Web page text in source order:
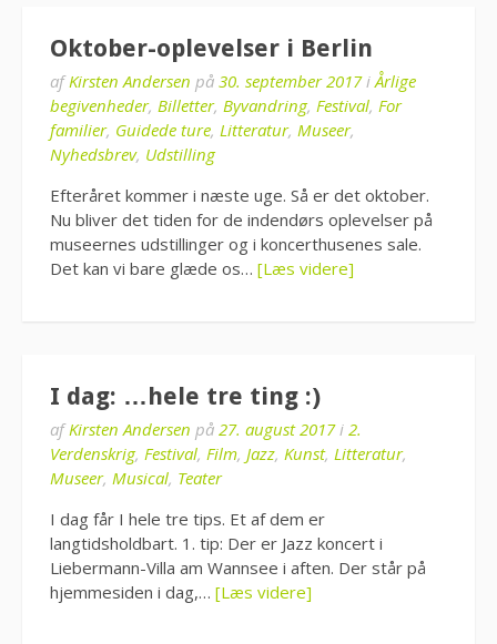
Oktober-oplevelser i Berlin
afKirsten Andersen på 30. september 2017i Årlige
begivenheder, Billetter, Byvandring, Festival, For
familier, Guidede ture, Litteratur, Museer,
Nyhedsbrev, Udstilling
Efteråret kommer i næste uge. Så er det oktober.
Nu bliver det tiden for de indendørs oplevelser på
museernes udstillinger og i koncerthusenes sale.
Det kan vi bare glæde os… [Læs videre]
I dag: …hele tre ting :)
afKirsten Andersen på 27. august 2017i 2.
Verdenskrig, Festival, Film, Jazz, Kunst, Litteratur,
Museer, Musical, Teater
I dag får I hele tre tips. Et af dem er
langtidsholdbart. 1. tip: Der er Jazz koncert i
Liebermann-Villa am Wannsee i aften. Der står på
hjemmesiden i dag,… [Læs videre]